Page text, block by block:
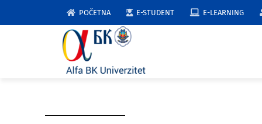
POČETNA E-STUDENT E-LEARNING